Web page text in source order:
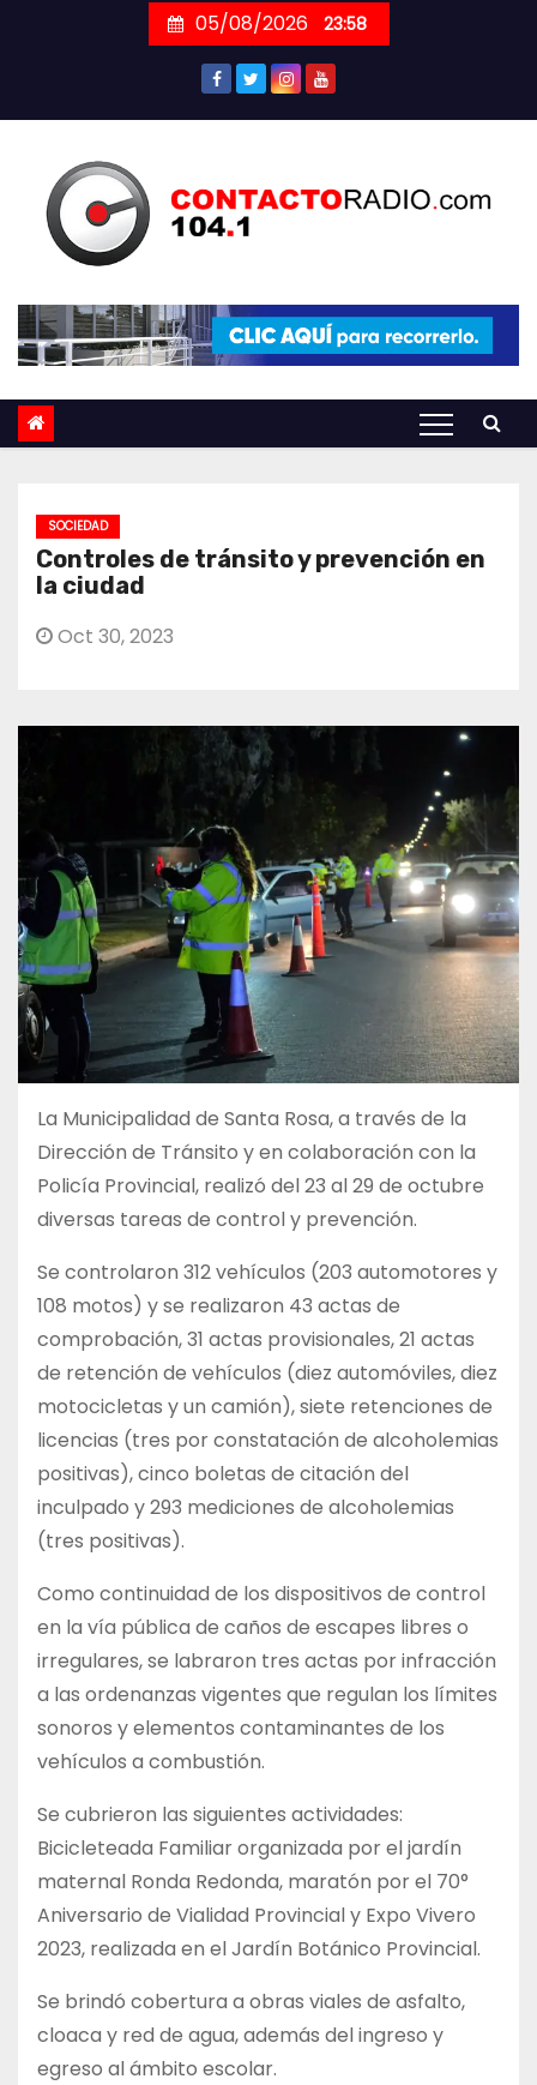
05/08/2026 23:58
SOCIEDAD
Controles de tránsito y prevención en
la ciudad
Oct 30, 2023
La Municipalidad de Santa Rosa, a través de la
Dirección de Tránsito y en colaboración con la
Policía Provincial, realizó del 23 al 29 de octubre
diversas tareas de control y prevención.
Se controlaron 312 vehículos (203 automotores y
108 motos) y se realizaron 43 actas de
comprobación, 31 actas provisionales, 21 actas
de retención de vehículos (diez automóviles, diez
motocicletas y un camión), siete retenciones de
licencias (tres por constatación de alcoholemias
positivas), cinco boletas de citación del
inculpado y 293 mediciones de alcoholemias
(tres positivas).
Como continuidad de los dispositivos de control
en la vía pública de caños de escapes libres o
irregulares, se labraron tres actas por infracción
a las ordenanzas vigentes que regulan los límites
sonoros y elementos contaminantes de los
vehículos a combustión.
Se cubrieron las siguientes actividades:
Bicicleteada Familiar organizada por el jardín
maternal Ronda Redonda, maratón por el 70°
Aniversario de Vialidad Provincial y Expo Vivero
2023, realizada en el Jardín Botánico Provincial.
Se brindó cobertura a obras viales de asfalto,
cloaca y red de agua, además del ingreso y
egreso al ámbito escolar.